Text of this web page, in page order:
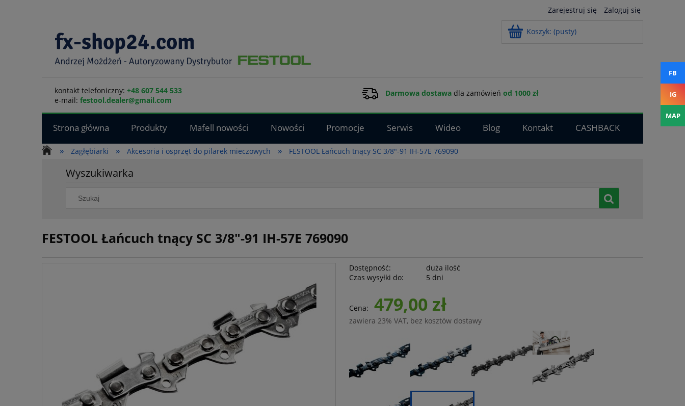
Zarejestruj się Zaloguj się
Koszyk: (pusty)
kontakt telefoniczny: +48 607 544 533
e-mail: festool.dealer@gmail.com
Darmowa dostawadla zamówień od 1000 zł
Strona główna Produkty Mafell nowości Nowości Promocje Serwis Wideo Blog Kontakt
CASHBACK
»
Zagłębiarki » Akcesoria i osprzęt do pilarek mieczowych » FESTOOL Łańcuch tnący SC 3/8"-91 IH-57E 769090
Wyszukiwarka
FESTOOL Łańcuch tnący SC 3/8"-91 IH-57E 769090
Dostępność:
duża ilość
Czas wysyłki do:
5 dni
Cena: 479,00 zł
zawiera 23% VAT, bez kosztów dostawy
FB
IG
MAP